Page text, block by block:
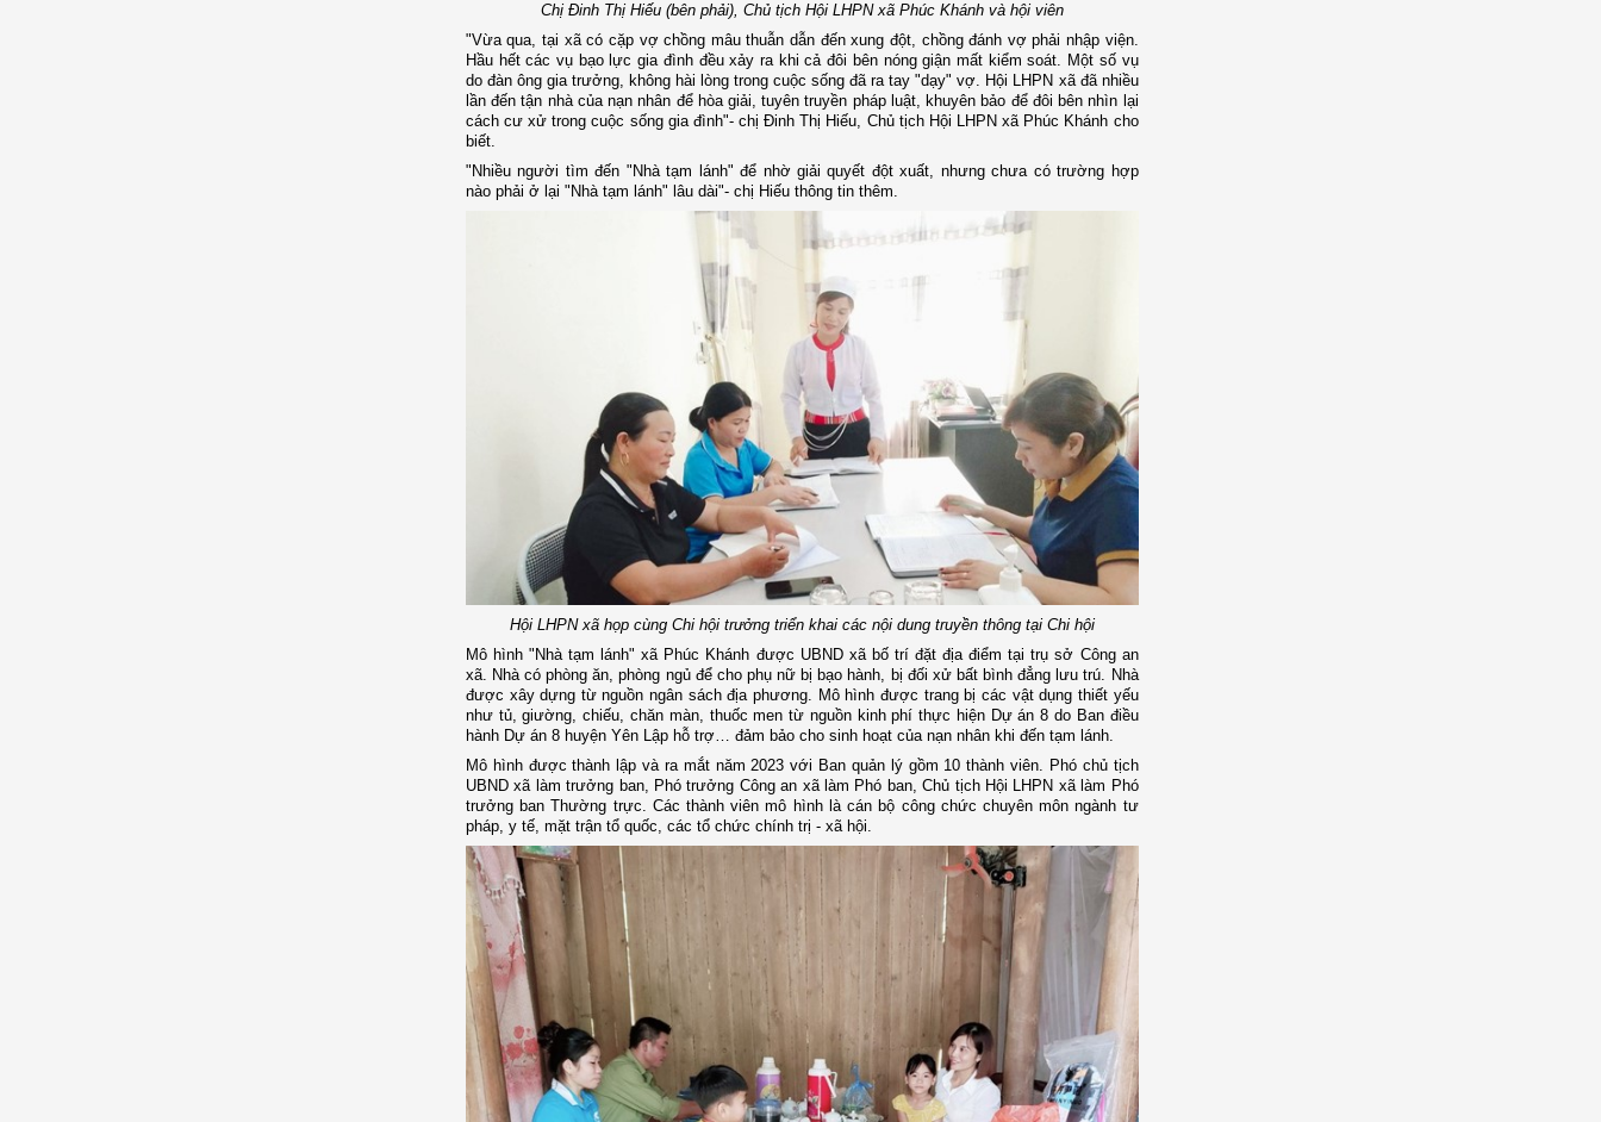
Chị Đinh Thị Hiếu (bên phải), Chủ tịch Hội LHPN xã Phúc Khánh và hội viên
"Vừa qua, tại xã có cặp vợ chồng mâu thuẫn dẫn đến xung đột, chồng đánh vợ phải nhập viện.
Hầu hết các vụ bạo lực gia đình đều xảy ra khi cả đôi bên nóng giận mất kiểm soát. Một số vụ
do đàn ông gia trưởng, không hài lòng trong cuộc sống đã ra tay "dạy" vợ. Hội LHPN xã đã nhiều
lần đến tận nhà của nạn nhân để hòa giải, tuyên truyền pháp luật, khuyên bảo để đôi bên nhìn lại
cách cư xử trong cuộc sống gia đình"- chị Đinh Thị Hiếu, Chủ tịch Hội LHPN xã Phúc Khánh cho
biết.
"Nhiều người tìm đến "Nhà tạm lánh" để nhờ giải quyết đột xuất, nhưng chưa có trường hợp
nào phải ở lại "Nhà tạm lánh" lâu dài"- chị Hiếu thông tin thêm.
Hội LHPN xã họp cùng Chi hội trưởng triển khai các nội dung truyền thông tại Chi hội
Mô hình "Nhà tạm lánh" xã Phúc Khánh được UBND xã bố trí đặt địa điểm tại trụ sở Công an
xã. Nhà có phòng ăn, phòng ngủ để cho phụ nữ bị bạo hành, bị đối xử bất bình đẳng lưu trú. Nhà
được xây dựng từ nguồn ngân sách địa phương. Mô hình được trang bị các vật dụng thiết yếu
như tủ, giường, chiếu, chăn màn, thuốc men từ nguồn kinh phí thực hiện Dự án 8 do Ban điều
hành Dự án 8 huyện Yên Lập hỗ trợ… đảm bảo cho sinh hoạt của nạn nhân khi đến tạm lánh.
Mô hình được thành lập và ra mắt năm 2023 với Ban quản lý gồm 10 thành viên. Phó chủ tịch
UBND xã làm trưởng ban, Phó trưởng Công an xã làm Phó ban, Chủ tịch Hội LHPN xã làm Phó
trưởng ban Thường trực. Các thành viên mô hình là cán bộ công chức chuyên môn ngành tư
pháp, y tế, mặt trận tổ quốc, các tổ chức chính trị - xã hội.